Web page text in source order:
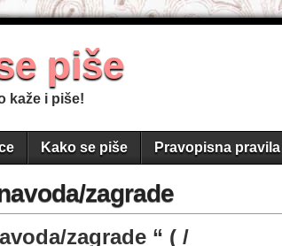
piše
kaže i piše!
Kako se piše Pravopisna pravila
zagrade
zagrade “ ( /